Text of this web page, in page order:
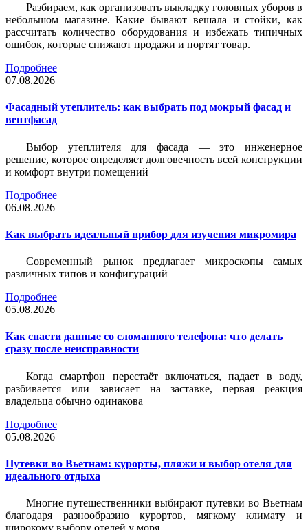
Разбираем, как организовать выкладку головных уборов в
небольшом магазине. Какие бывают вешала и стойки, как
рассчитать количество оборудования и избежать типичных
ошибок, которые снижают продажи и портят товар.
Подробнее
07.08.2026
Фасадный утеплитель: как выбрать под мокрый фасад и
вентфасад
Выбор утеплителя для фасада — это инженерное
решение, которое определяет долговечность всей конструкции
и комфорт внутри помещений
Подробнее
06.08.2026
Как выбрать идеальный прибор для изучения микромира
Современный рынок предлагает микроскопы самых
различных типов и конфигураций
Подробнее
05.08.2026
Как спасти данные со сломанного телефона: что делать
сразу после неисправности
Когда смартфон перестаёт включаться, падает в воду,
разбивается или зависает на заставке, первая реакция
владельца обычно одинакова
Подробнее
05.08.2026
Путевки во Вьетнам: курорты, пляжи и выбор отеля для
идеального отдыха
Многие путешественники выбирают путевки во Вьетнам
благодаря разнообразию курортов, мягкому климату и
широкому выбору отелей у моря